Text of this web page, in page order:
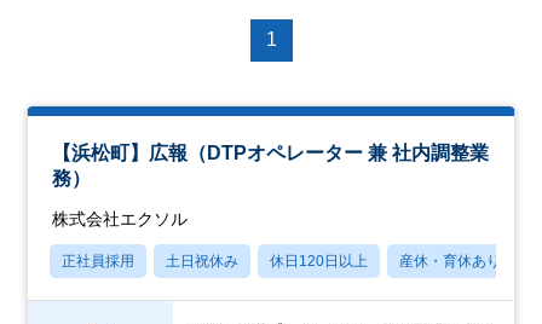
1
【浜松町】広報（DTPオペレーター 兼 社内調整業
務）
株式会社エクソル
正社員採用 土日祝休み 休日120日以上 産休・育休あり